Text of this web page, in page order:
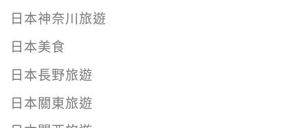
日本神奈川旅遊
日本美食
日本長野旅遊
日本關東旅遊